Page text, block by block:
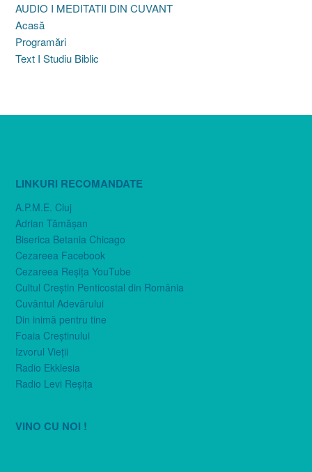
AUDIO I MEDITATII DIN CUVANT
Acasă
Programări
Text I Studiu Biblic
LINKURI RECOMANDATE
A.P.M.E. Cluj
Adrian Tămăşan
Biserica Betania Chicago
Cezareea Facebook
Cezareea Reşiţa YouTube
Cultul Creştin Penticostal din România
Cuvântul Adevărului
Din inimă pentru tine
Foaia Creştinului
Izvorul Vieţii
Radio Ekklesia
Radio Levi Reşiţa
VINO CU NOI !